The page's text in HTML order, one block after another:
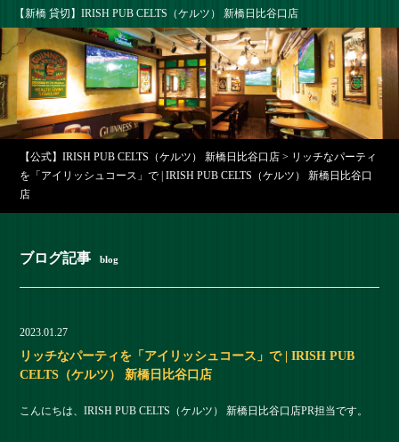
【新橋 貸切】IRISH PUB CELTS（ケルツ） 新橋日比谷口店
【公式】IRISH PUB CELTS（ケルツ） 新橋日比谷口店 > リッチなパーティ
を「アイリッシュコース」で | IRISH PUB CELTS（ケルツ） 新橋日比谷口
店
ブログ記事 blog
2023.01.27
リッチなパーティを「アイリッシュコース」で | IRISH PUB
CELTS（ケルツ） 新橋日比谷口店
こんにちは、IRISH PUB CELTS（ケルツ） 新橋日比谷口店PR担当です。